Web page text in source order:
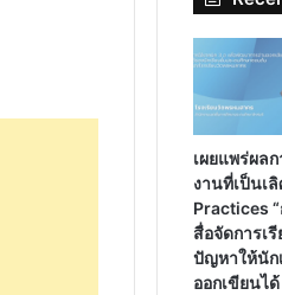
เผยแพร่ผล
งานที่เป็นเ
Practices
สื่อจัดการเ
ปัญหาให้นัก
ออกเขียนไ